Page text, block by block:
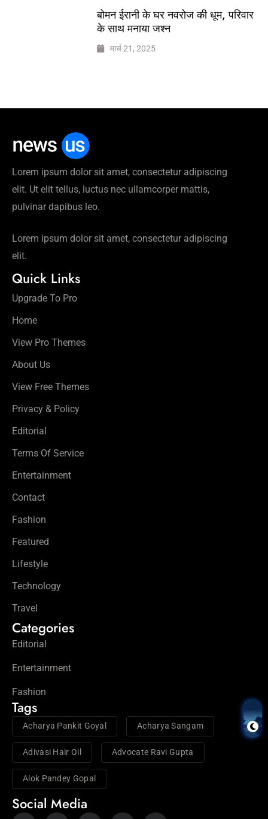
बोमन ईरानी के घर नवरोज की धूम, परिवार
के साथ मनाया जश्न
मार्च 21, 2025
Lorem ipsum dolor sit amet, consectetur adipiscing
elit. Ut elit tellus, luctus nec ullamcorper mattis,
pulvinar dapibus leo.
Lorem ipsum dolor sit amet, consectetur adipiscing
elit.
Quick Links
Upgrade To Pro
Home
View Pro Themes
About Us
View Free Themes
Privacy & Policy
Editorial
Terms Of Service
Entertainment
Contact
Fashion
Featured
Lifestyle
Technology
Travel
Categories
Editorial
Entertainment
Fashion
Tags
Acharya Pankit Goyal Acharya Sangam
Adivasi Hair Oil Advocate Ravi Gupta
Alok Pandey Gopal
Social Media